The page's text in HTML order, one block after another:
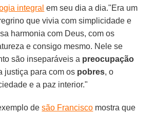
integral em seu dia a dia."Era um
que vivia com simplicidade e
harmonia com Deus, com os
e consigo mesmo. Nele se
são inseparáveis a preocupação
justiça para com os pobres, o
e a paz interior."
desão Francisco mostra que